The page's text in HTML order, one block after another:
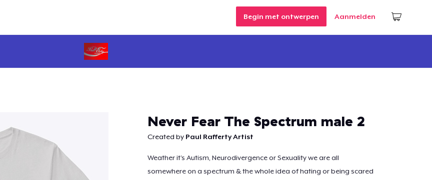
Begin met ontwerpen Aanmelden
Never Fear The Spectrum male 2
Created by Paul Rafferty Artist
Weather it’s Autism, Neurodivergence or Sexuality we are all
somewhere on a spectrum & the whole idea of hating or being scared